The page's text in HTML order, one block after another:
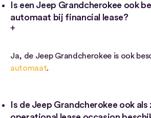
Is een Jeep Grandcherokee ook
automaat bij financial lease?
Ja, de Jeep Grandcherokee is ook
automaat.
Is de Jeep Grandcherokee ook als